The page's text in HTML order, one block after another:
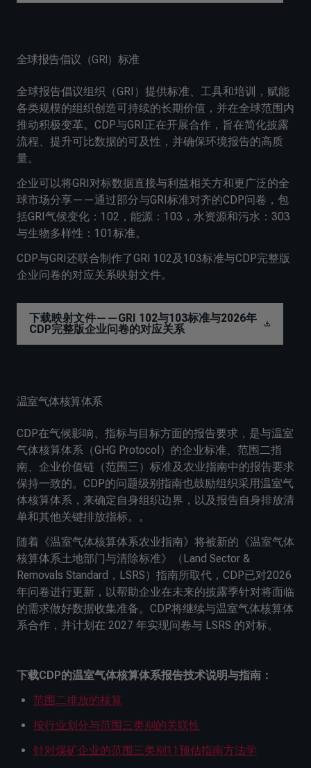
全球报告倡议（GRI）标准
全球报告倡议组织（GRI）提供标准、工具和培训，赋能
各类规模的组织创造可持续的长期价值，并在全球范围内
推动积极变革。CDP与GRI正在开展合作，旨在简化披露
流程、提升可比数据的可及性，并确保环境报告的高质
量。
企业可以将GRI对标数据直接与利益相关方和更广泛的全
球市场分享——通过部分与GRI标准对齐的CDP问卷，包
括GRI气候变化：102，能源：103，水资源和污水：303
与生物多样性：101标准。
CDP与GRI还联合制作了GRI 102及103标准与CDP完整版
企业问卷的对应关系映射文件。
下载映射文件——GRI 102与103标准与2026年
CDP完整版企业问卷的对应关系
温室气体核算体系
CDP在气候影响、指标与目标方面的报告要求，是与温室
气体核算体系（GHG Protocol）的企业标准、范围二指
南、企业价值链（范围三）标准及农业指南中的报告要求
保持一致的。CDP的问题级别指南也鼓励组织采用温室气
体核算体系，来确定自身组织边界，以及报告自身排放清
单和其他关键排放指标。。
随着《温室气体核算体系农业指南》将被新的《温室气体
核算体系土地部门与清除标准》（Land Sector &
Removals Standard，LSRS）指南所取代，CDP已对2026
年问卷进行更新，以帮助企业在未来的披露季针对将面临
的需求做好数据收集准备。CDP将继续与温室气体核算体
系合作，并计划在 2027 年实现问卷与 LSRS 的对标。
下载CDP的温室气体核算体系报告技术说明与指南：
范围二排放的核算
按行业划分与范围三类别的关联性
针对煤矿企业的范围三类别11预估指南方法学